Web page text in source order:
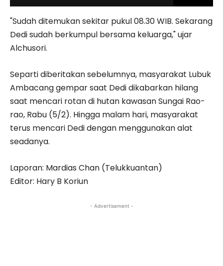
"Sudah ditemukan sekitar pukul 08.30 WIB. Sekarang
Dedi sudah berkumpul bersama keluarga," ujar
Alchusori.
Separti diberitakan sebelumnya, masyarakat Lubuk
Ambacang gempar saat Dedi dikabarkan hilang
saat mencari rotan di hutan kawasan Sungai Rao-
rao, Rabu (5/2). Hingga malam hari, masyarakat
terus mencari Dedi dengan menggunakan alat
seadanya.
Laporan: Mardias Chan (Telukkuantan)
Editor: Hary B Koriun
- Advertisement -